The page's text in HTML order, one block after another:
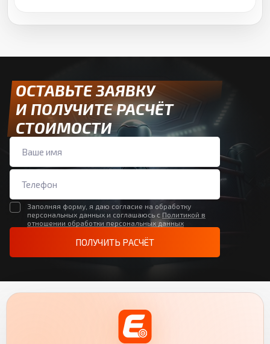
ОСТАВЬТЕ ЗАЯВКУ
И ПОЛУЧИТЕ РАСЧЁТ
СТОИМОСТИ
Заполняя форму, я даю согласие на обработку
персональных данных и соглашаюсь с Политикой в
отношении обработки персональных данных
ПОЛУЧИТЬ РАСЧЁТ